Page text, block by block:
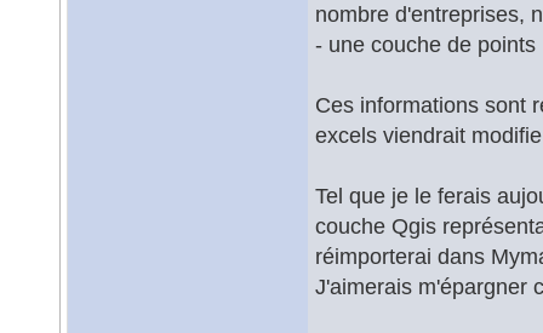
nombre d'entreprises,
- une couche de
Ces informations sont
excels viendrait
Tel que je le ferais
couche Qgis
réimporterai dans
J'aimerais m'épargner